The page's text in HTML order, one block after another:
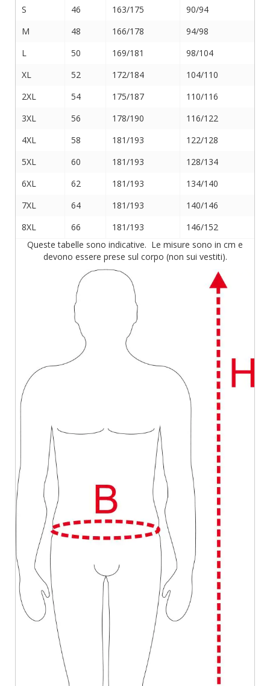
S 46 163/175
90/94
M
48 166/178
94/98
L
50 169/181
98/104
XL
52 172/184
104/110
2XL
54 175/187
110/116
3XL
56 178/190
116/122
4XL
58 181/193
122/128
5XL
60 181/193
128/134
6XL
62 181/193
134/140
7XL
64 181/193
140/146
8XL
66 181/193
146/152
Queste tabelle sono indicative. Le misure sono in cm e
devono essere prese sul corpo (non sui vestiti).